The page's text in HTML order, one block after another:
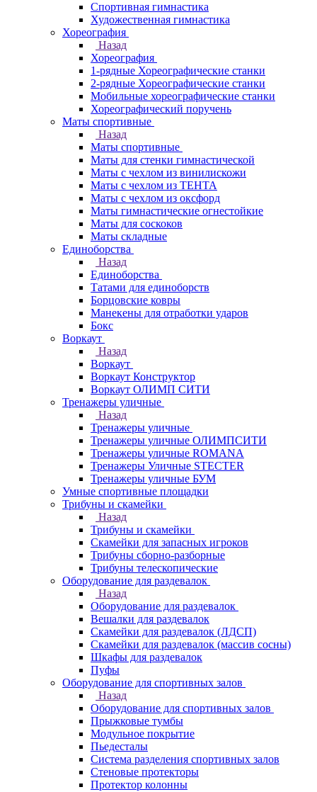
Спортивная гимнастика
Художественная гимнастика
Хореография
Назад
Хореография
1-рядные Хореографические станки
2-рядные Хореографические станки
Мобильные хореографические станки
Хореографический поручень
Маты спортивные
Назад
Маты спортивные
Маты для стенки гимнастической
Маты с чехлом из винилискожи
Маты с чехлом из ТЕНТА
Маты с чехлом из оксфорд
Маты гимнастические огнестойкие
Маты для соскоков
Маты складные
Единоборства
Назад
Единоборства
Татами для единоборств
Борцовские ковры
Манекены для отработки ударов
Бокс
Воркаут
Назад
Воркаут
Воркаут Конструктор
Воркаут ОЛИМП СИТИ
Тренажеры уличные
Назад
Тренажеры уличные
Тренажеры уличные ОЛИМПСИТИ
Тренажеры уличные ROMANA
Тренажеры Уличные STECTER
Тренажеры уличные БУМ
Умные спортивные площадки
Трибуны и скамейки
Назад
Трибуны и скамейки
Скамейки для запасных игроков
Трибуны сборно-разборные
Трибуны телескопические
Оборудование для раздевалок
Назад
Оборудование для раздевалок
Вешалки для раздевалок
Скамейки для раздевалок (ЛДСП)
Скамейки для раздевалок (массив сосны)
Шкафы для раздевалок
Пуфы
Оборудование для спортивных залов
Назад
Оборудование для спортивных залов
Прыжковые тумбы
Модульное покрытие
Пьедесталы
Система разделения спортивных залов
Стеновые протекторы
Протектор колонны